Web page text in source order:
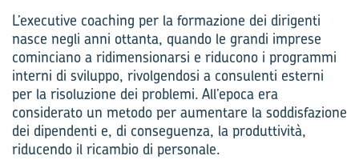
L’executive coaching per la formazione dei dirigenti
nasce negli anni ottanta, quando le grandi imprese
cominciano a ridimensionarsi e riducono i programmi
interni di sviluppo, rivolgendosi a consulenti esterni
per la risoluzione dei problemi. All’epoca era
considerato un metodo per aumentare la soddisfazione
dei dipendenti e, di conseguenza, la produttività,
riducendo il ricambio di personale.